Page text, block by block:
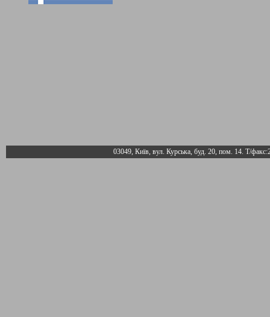
03049, Київ, вул. Курська, буд. 20, пом. 14. Т/